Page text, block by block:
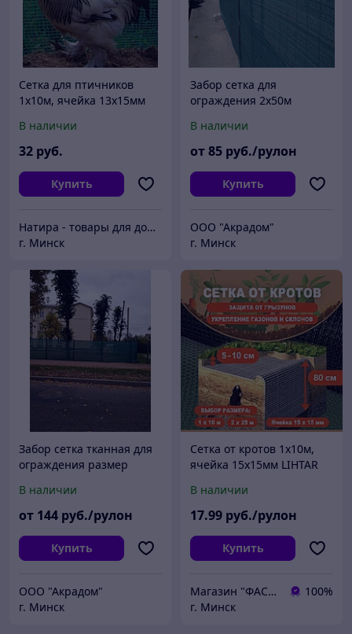
Сетка для птичников
1х10м, ячейка 13х15мм
В наличии
32 руб.
Купить
Натира - товары для дома, дачи, сада и огорода. Благоустройство территории, строительная продукция.
г. Минск
Забор сетка для
ограждения 2х50м
м2
В наличии
от85 руб./рулон
Купить
ООО "Акрадом"
г. Минск
Забор сетка тканная для
ограждения размер
55гр/м2
В наличии
от 144 руб./рулон
Купить
ООО "Акрадом"
г. Минск
Сетка от кротов 1х10м,
ячейка 15х15мм LIHTAR
В наличии
17.99 руб./рулон
Купить
Магазин "ФАСАД"
100%
г. Минск